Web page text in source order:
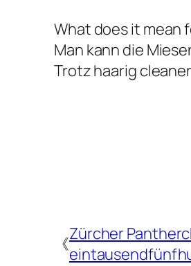
What does it mean
Man kann die
Trotz haarig
《Zürcher